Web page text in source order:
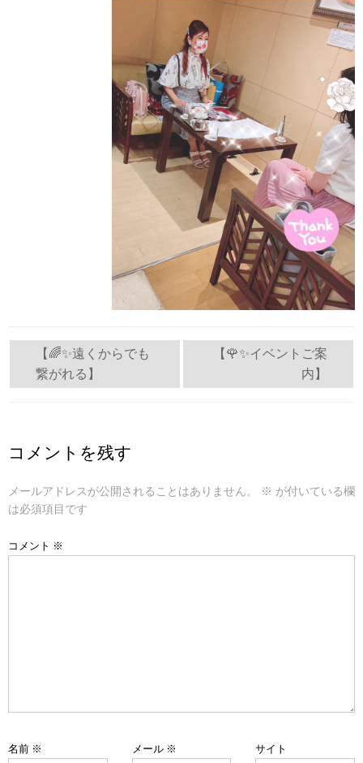
稿
ビ
ゲ
ー
シ
【🌈✨遠くからでも
繋がれる】
【🌹✨イベントご案
内】
コメントを残す
メールアドレスが公開されることはありません。 ※ が付いている欄
は必須項目です
コメント ※
名前 ※ メール ※ サイト